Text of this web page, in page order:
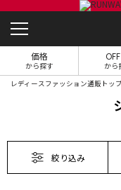
価格
から探す から
レディースファッション通販トッ
絞り込み